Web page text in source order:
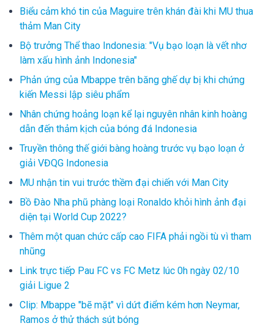
Biểu cảm khó tin của Maguire trên khán đài khi MU thua
thảm Man City
Bộ trưởng Thể thao Indonesia: "Vụ bạo loạn là vết nhơ
làm xấu hình ảnh Indonesia"
Phản ứng của Mbappe trên băng ghế dự bị khi chứng
kiến Messi lập siêu phẩm
Nhân chứng hoảng loạn kể lại nguyên nhân kinh hoàng
dẫn đến thảm kịch của bóng đá Indonesia
Truyền thông thế giới bàng hoàng trước vụ bạo loạn ở
giải VĐQG Indonesia
MU nhận tin vui trước thềm đại chiến với Man City
Bồ Đào Nha phũ phàng loại Ronaldo khỏi hình ảnh đại
diện tại World Cup 2022?
Thêm một quan chức cấp cao FIFA phải ngồi tù vì tham
nhũng
Link trực tiếp Pau FC vs FC Metz lúc 0h ngày 02/10
giải Ligue 2
Clip: Mbappe "bẽ mặt" vì dứt điểm kém hơn Neymar,
Ramos ở thử thách sút bóng